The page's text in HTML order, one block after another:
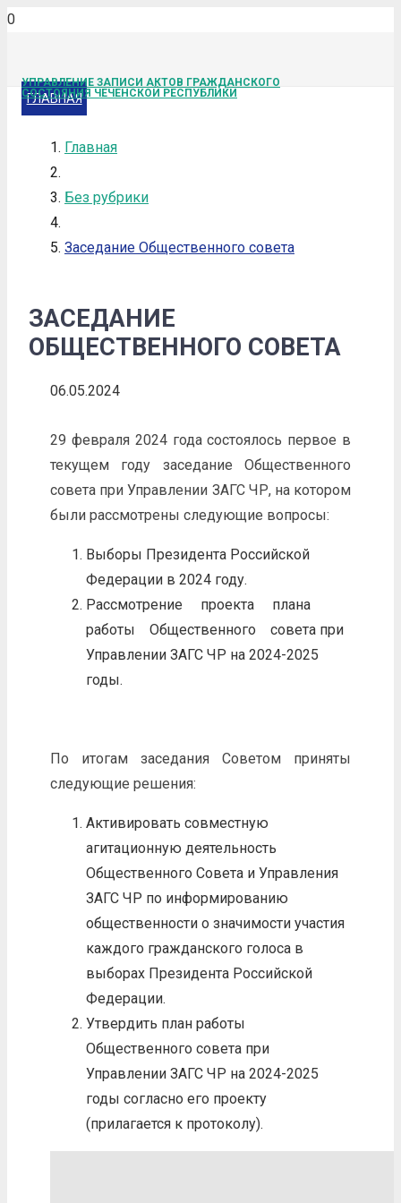
УПРАВЛЕНИЕ ЗАПИСИ АКТОВ ГРАЖДАНСКОГО
СОСТОЯНИЯ ЧЕЧЕНСКОЙ РЕСПУБЛИКИ
ГЛАВНАЯ
Главная
Без рубрики
Заседание Общественного совета
ЗАСЕДАНИЕ
ОБЩЕСТВЕННОГО СОВЕТА
06.05.2024
29 февраля 2024 года состоялось первое в
текущем году заседание Общественного
совета при Управлении ЗАГС ЧР, на котором
были рассмотрены следующие вопросы:
Выборы Президента Российской
Федерации в 2024 году.
Рассмотрение проекта плана
работы Общественного совета при
Управлении ЗАГС ЧР на 2024-2025
годы.
По итогам заседания Советом приняты
следующие решения:
Активировать совместную
агитационную деятельность
Общественного Совета и Управления
ЗАГС ЧР по информированию
общественности о значимости участия
каждого гражданского голоса в
выборах Президента Российской
Федерации.
Утвердить план работы
Общественного совета при
Управлении ЗАГС ЧР на 2024-2025
годы согласно его проекту
(прилагается к протоколу).